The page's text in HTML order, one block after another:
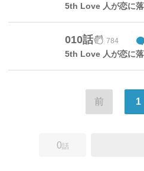
5th Love 人が恋に
010話 784
5th Love 人が恋に
前 1
0話